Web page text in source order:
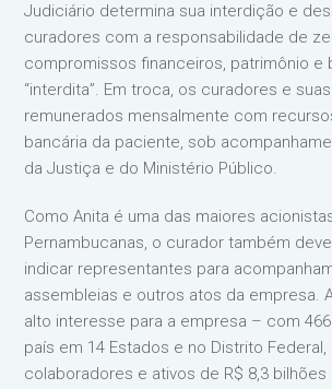
Judiciário determina sua interdição e
curadores com a responsabilidade de
compromissos financeiros, patrimônio e
“interdita”. Em troca, os curadores e
remunerados mensalmente com
bancária da paciente, sob
da Justiça e do Ministério Público.
Como Anita é uma das maiores
Pernambucanas, o curador também
indicar representantes para
assembleias e outros atos da empresa.
alto interesse para a empresa – com
país em 14 Estados e no Distrito Federal,
colaboradores e ativos de R$ 8,3 bilhões